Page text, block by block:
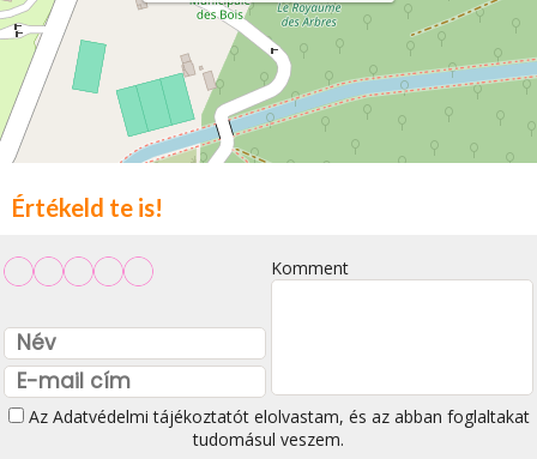
Értékeld te is!
Komment
Az Adatvédelmi tájékoztatótelolvastam, és az abban foglaltakat
tudomásul veszem.